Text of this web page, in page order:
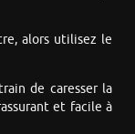
alors utilisez le
de caresser la
et facile à